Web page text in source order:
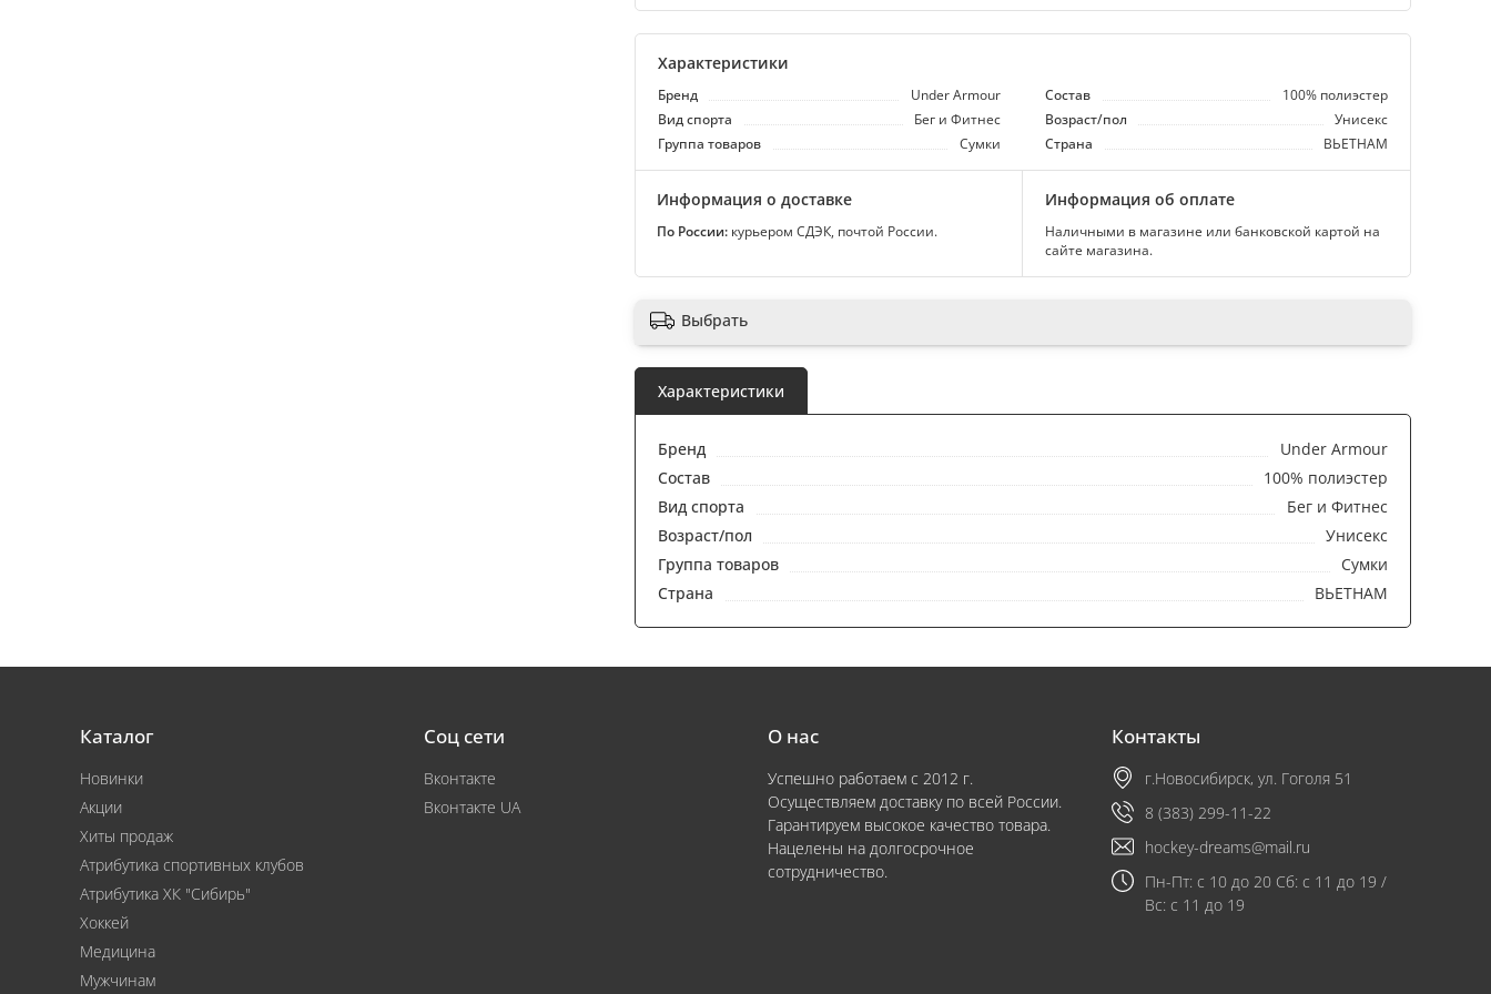
Характеристики
Бренд Under Armour Состав
100% полиэстер
Вид спорта
Бег и Фитнес Возраст/пол
Унисекс
Группа товаров
Сумки Страна ВЬЕТНАМ
Информация о доставке
По России: курьером СДЭК, почтой России.
Информация об оплате
Наличными в магазине или банковской картой на
сайте магазина.
Выбрать
Характеристики
Бренд
Under Armour
Состав
100% полиэстер
Вид спорта
Бег и Фитнес
Возраст/пол
Унисекс
Группа товаров
Сумки
Страна
ВЬЕТНАМ
Каталог
Новинки
Акции
Хиты продаж
Атрибутика спортивных клубов
Атрибутика ХК "Сибирь"
Хоккей
Медицина
Мужчинам
Соц сети
Вконтакте
Вконтакте UA
О нас
Успешно работаем с 2012 г.
Осуществляем доставку по всей России.
Гарантируем высокое качество товара.
Нацелены на долгосрочное
сотрудничество.
Контакты
г.Новосибирск, ул. Гоголя 51
8 (383) 299-11-22
hockey-dreams@mail.ru
Пн-Пт: с 10 до 20 Сб: с 11 до 19 /
Вс: с 11 до 19